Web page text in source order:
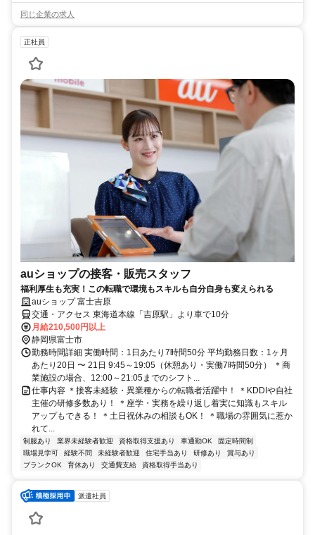
同じ企業の求人
正社員
auショップの接客・販売スタッフ
福利厚生も充実！この転職で環境もスキルも自分自身も変えられる
auショップ 富士吉原
交通・アクセス 東海道本線「吉原駅」より車で10分
月給210,500円以上
静岡県富士市
勤務時間詳細 実働時間：1日あたり7時間50分 平均勤務日数：1ヶ月
あたり20日 〜 21日 9:45～19:05（休憩あり・実働7時間50分） ＊商
業施設の場合、12:00～21:05までのシフト...
仕事内容 ＊接客未経験・異業種からの転職者活躍中！ ＊KDDIや自社
主催の研修多数あり！ ＊座学・実務を繰り返し着実に知識もスキル
アップもできる！ ＊土日祝休みの相談もOK！ ＊職場の雰囲気に惹か
れて...
制服あり 業界未経験者歓迎 資格取得支援あり 車通勤OK
固定時間制
職場見学可
経験不問 未経験者歓迎 住宅手当あり 研修あり
賞与あり
ブランクOK
育休あり 交通費支給 資格取得手当あり
派遣社員